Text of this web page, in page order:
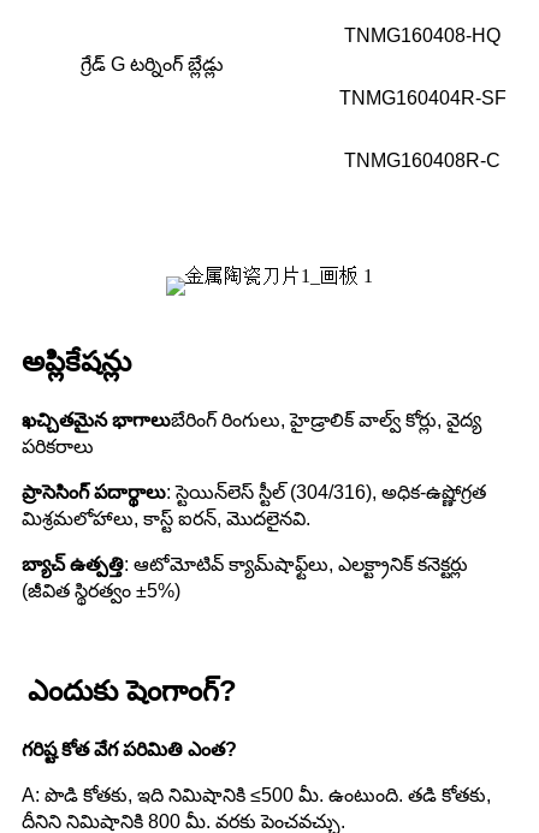
గ్రేడ్ G టర్నింగ్ బ్లేడ్లు
TNMG160408-HQ
TNMG160404R-SF
TNMG160408R-C
అప్లికేషన్లు
ఖచ్చితమైన భాగాలుబేరింగ్ రింగులు, హైడ్రాలిక్ వాల్వ్ కోర్లు, వైద్య
పరికరాలు
ప్రాసెసింగ్ పదార్థాలు: స్టెయిన్‌లెస్ స్టీల్ (304/316), అధిక-ఉష్ణోగ్రత
మిశ్రమలోహాలు, కాస్ట్ ఐరన్, మొదలైనవి.
బ్యాచ్ ఉత్పత్తి: ఆటోమోటివ్ క్యామ్‌షాఫ్ట్‌లు, ఎలక్ట్రానిక్ కనెక్టర్లు
(జీవిత స్థిరత్వం ±5%)
ఎందుకు షెంగాంగ్?
గరిష్ట కోత వేగ పరిమితి ఎంత?
A: పొడి కోతకు, ఇది నిమిషానికి ≤500 మీ. ఉంటుంది. తడి కోతకు,
దీనిని నిమిషానికి 800 మీ. వరకు పెంచవచ్చు.